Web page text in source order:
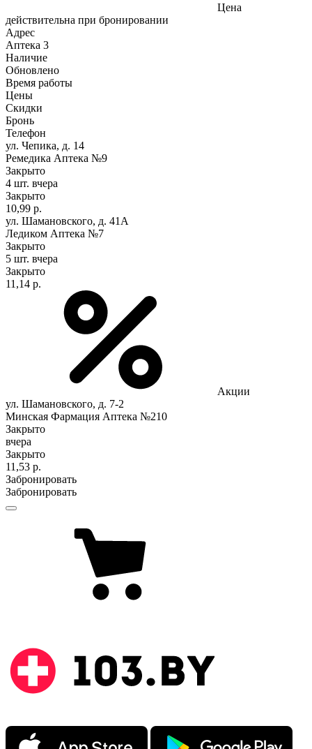
Цена
действительна при бронировании
Адрес
Аптека 3
Наличие
Обновлено
Время работы
Цены
Скидки
Бронь
Телефон
ул. Чепика, д. 14
Ремедика Аптека №9
Закрыто
4 шт. вчера
Закрыто
10,99 р.
ул. Шамановского, д. 41А
Ледиком Аптека №7
Закрыто
5 шт. вчера
Закрыто
11,14 р.
Акции
ул. Шамановского, д. 7-2
Минская Фармация Аптека №210
Закрыто
вчера
Закрыто
11,53 р.
Забронировать
Забронировать